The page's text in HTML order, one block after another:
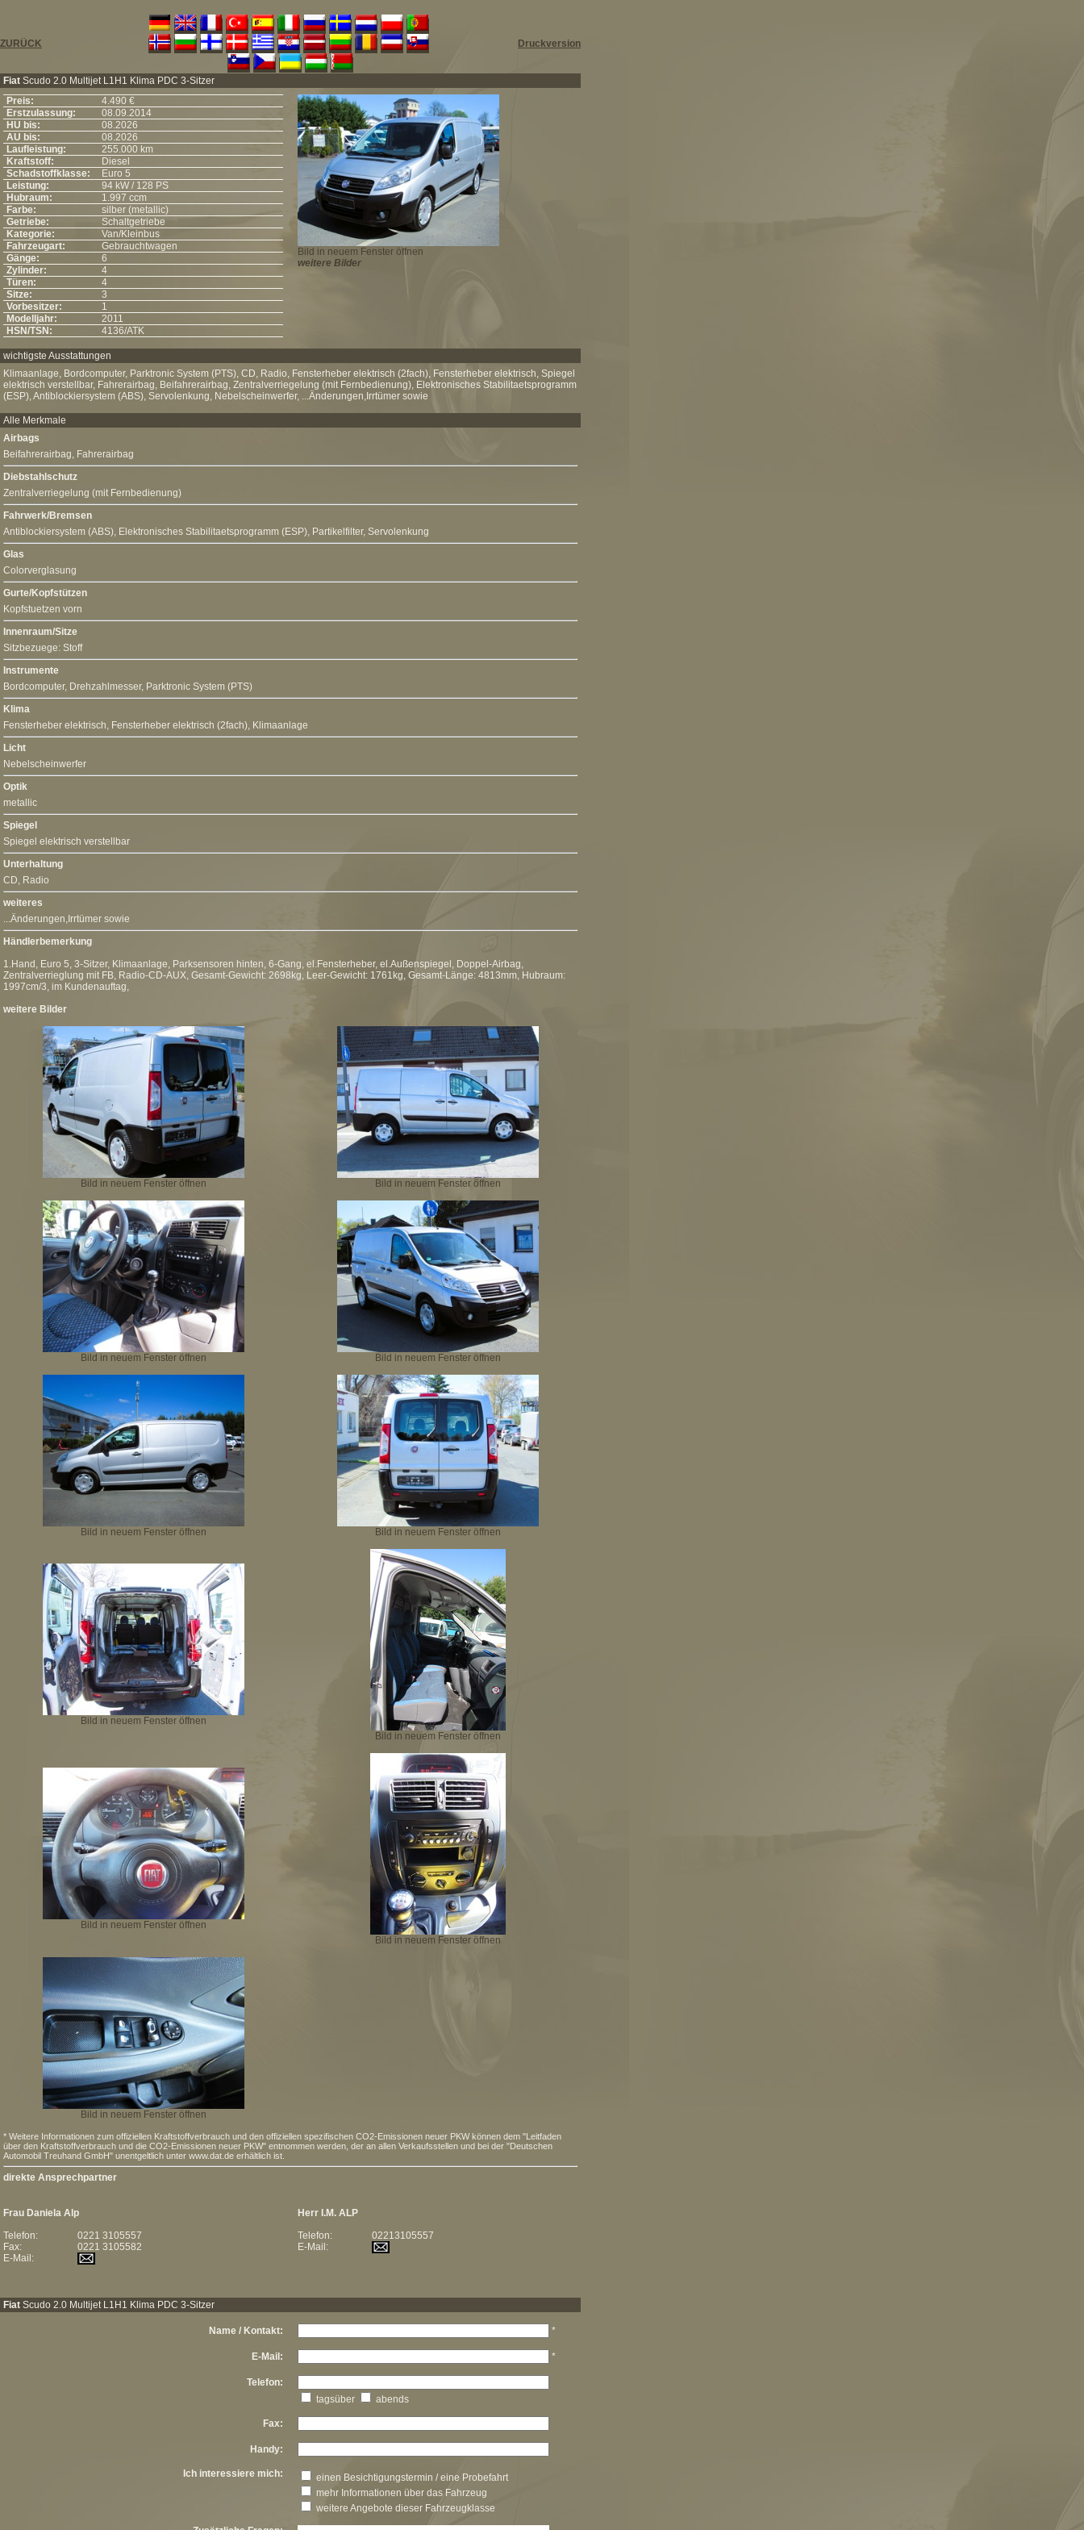
ZURÜCK Druckversion
Fiat Scudo 2.0 Multijet L1H1 Klima PDC 3-Sitzer
Preis:
4.490 €
Erstzulassung:
08.09.2014
HU bis:
08.2026
AU bis:
08.2026
Laufleistung:
255.000 km
Kraftstoff:
Diesel
Schadstoffklasse:
Euro 5
Leistung:
94 kW / 128 PS
Hubraum:
1.997 ccm
Farbe:
silber (metallic)
Getriebe:
Schaltgetriebe
Kategorie:
Van/Kleinbus
Fahrzeugart:
Gebrauchtwagen
Gänge:
6
Zylinder:
4
Türen:
4
Sitze:
3
Vorbesitzer:
1
Modelljahr:
2011
HSN/TSN:
4136/ATK
Bild in neuem Fenster öffnen
weitere Bilder
wichtigste Ausstattungen
Klimaanlage, Bordcomputer, Parktronic System (PTS), CD, Radio, Fensterheber elektrisch (2fach), Fensterheber elektrisch, Spiegel
elektrisch verstellbar, Fahrerairbag, Beifahrerairbag, Zentralverriegelung (mit Fernbedienung), Elektronisches Stabilitaetsprogramm
(ESP), Antiblockiersystem (ABS), Servolenkung, Nebelscheinwerfer, ...Änderungen,Irrtümer sowie
Alle Merkmale
Airbags
Beifahrerairbag, Fahrerairbag
Diebstahlschutz
Zentralverriegelung (mit Fernbedienung)
Fahrwerk/Bremsen
Antiblockiersystem (ABS), Elektronisches Stabilitaetsprogramm (ESP), Partikelfilter, Servolenkung
Glas
Colorverglasung
Gurte/Kopfstützen
Kopfstuetzen vorn
Innenraum/Sitze
Sitzbezuege: Stoff
Instrumente
Bordcomputer, Drehzahlmesser, Parktronic System (PTS)
Klima
Fensterheber elektrisch, Fensterheber elektrisch (2fach), Klimaanlage
Licht
Nebelscheinwerfer
Optik
metallic
Spiegel
Spiegel elektrisch verstellbar
Unterhaltung
CD, Radio
weiteres
...Änderungen,Irrtümer sowie
Händlerbemerkung
1.Hand, Euro 5, 3-Sitzer, Klimaanlage, Parksensoren hinten, 6-Gang, el.Fensterheber, el.Außenspiegel, Doppel-Airbag,
Zentralverrieglung mit FB, Radio-CD-AUX, Gesamt-Gewicht: 2698kg, Leer-Gewicht: 1761kg, Gesamt-Länge: 4813mm, Hubraum:
1997cm/3, im Kundenauftag,
weitere Bilder
Bild in neuem Fenster öffnen Bild in neuem Fenster öffnen
Bild in neuem Fenster öffnen Bild in neuem Fenster öffnen
Bild in neuem Fenster öffnen Bild in neuem Fenster öffnen
Bild in neuem Fenster öffnen
Bild in neuem Fenster öffnen
Bild in neuem Fenster öffnen
Bild in neuem Fenster öffnen
Bild in neuem Fenster öffnen
* Weitere Informationen zum offiziellen Kraftstoffverbrauch und den offiziellen spezifischen CO2-Emissionen neuer PKW können dem "Leitfaden
über den Kraftstoffverbrauch und die CO2-Emissionen neuer PKW" entnommen werden, der an allen Verkaufsstellen und bei der "Deutschen
Automobil Treuhand GmbH" unentgeltlich unter www.dat.de erhältlich ist.
direkte Ansprechpartner
Frau Daniela Alp
Herr I.M. ALP
Telefon:
Fax:
E-Mail:
0221 3105557
0221 3105582
Telefon:
E-Mail:
02213105557
Fiat Scudo 2.0 Multijet L1H1 Klima PDC 3-Sitzer
Name / Kontakt: *
E-Mail: *
Telefon:
tagsüber
abends
Fax:
Handy:
Ich interessiere mich:
einen Besichtigungstermin / eine Probefahrt
mehr Informationen über das Fahrzeug
weitere Angebote dieser Fahrzeugklasse